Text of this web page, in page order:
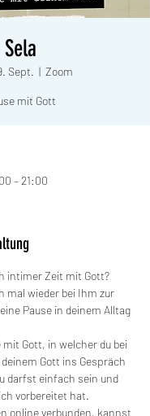
Sela
Sept.
  |
Zoom
mit Gott
– 21:00
intimer Zeit mit Gott?
mal wieder bei Ihm zur
Pause in deinem Alltag
mit Gott, in welcher du bei
Gott ins Gespräch
darfst einfach sein und
vorbereitet hat.
online verbunden, kannst